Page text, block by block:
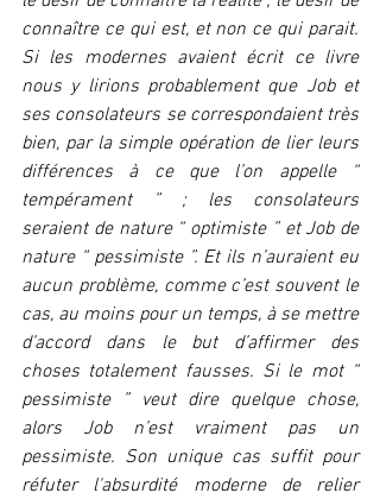
connaître ce qui est, et non ce qui parait.
Si les modernes avaient écrit ce livre
nous y lirions probablement que Job et
ses consolateurs se correspondaient très
bien, par la simple opération de lier leurs
différences à ce que l’on appelle “
tempérament ” ; les consolateurs
seraient de nature “ optimiste ” et Job de
nature “ pessimiste ”. Et ils n’auraient eu
aucun problème, comme c’est souvent le
cas, au moins pour un temps, à se mettre
d’accord dans le but d’affirmer des
choses totalement fausses. Si le mot “
pessimiste ” veut dire quelque chose,
alors Job n’est vraiment pas un
pessimiste. Son unique cas suffit pour
réfuter l'absurdité moderne de relier